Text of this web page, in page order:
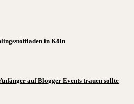
in Köln
auf Blogger Events trauen sollte